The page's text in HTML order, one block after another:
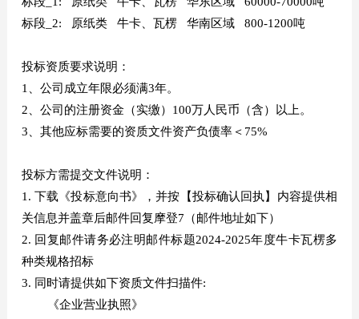
标段_2: 原纸类 牛卡、瓦楞 华南区域 800-1200吨
投标资质要求说明：
1、公司成立年限必须满3年。
2、公司的注册资金（实缴）100万人民币（含）以上。
3、其他应标需要的资质文件资产负债率＜75%
投标方需提交文件说明：
1. 下载《投标意向书》，并按【投标确认回执】内容提供相
关信息并盖章后邮件回复摩登7（邮件地址如下）
2. 回复邮件请务必注明邮件标题2024-2025年度牛卡瓦楞多
种类规格招标
3. 同时请提供如下资质文件扫描件:
《企业营业执照》